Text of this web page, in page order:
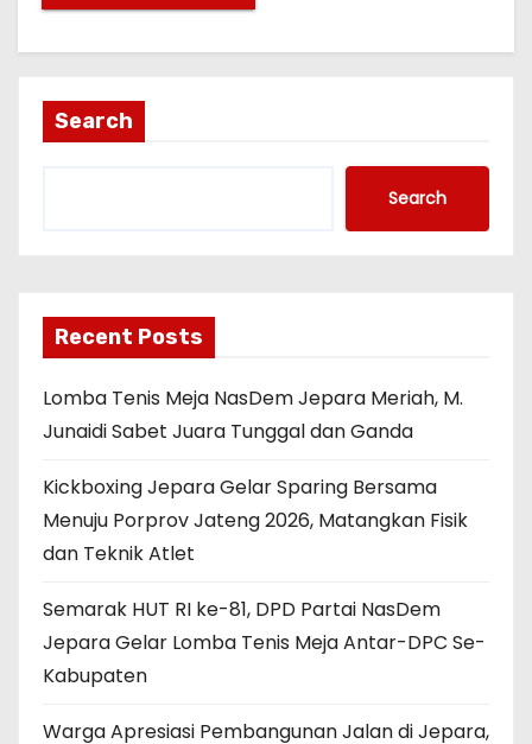
Search
Search
Recent Posts
Lomba Tenis Meja NasDem Jepara Meriah, M.
Junaidi Sabet Juara Tunggal dan Ganda
Kickboxing Jepara Gelar Sparing Bersama
Menuju Porprov Jateng 2026, Matangkan Fisik
dan Teknik Atlet
Semarak HUT RI ke-81, DPD Partai NasDem
Jepara Gelar Lomba Tenis Meja Antar-DPC Se-
Kabupaten
Warga Apresiasi Pembangunan Jalan di Jepara,